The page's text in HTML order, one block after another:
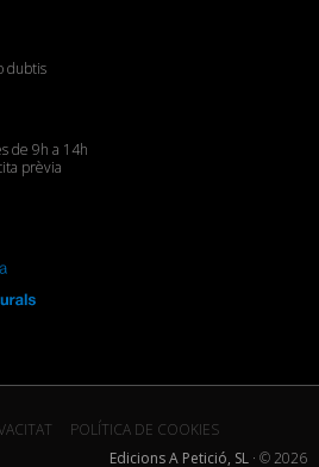
dubtis
de 9h a 14h
prèvia
POLÍTICA DE COOKIES
Edicions A Petició, SL · ©2026